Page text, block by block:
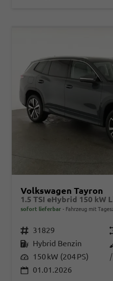
Volkswagen Tayron
sofort lieferbar Fahrzeug mit
Fahrzeugnr. 31829
Kraftstoff Hybrid Benzin
Leistung 150 kW (204 PS)
01.01.2026